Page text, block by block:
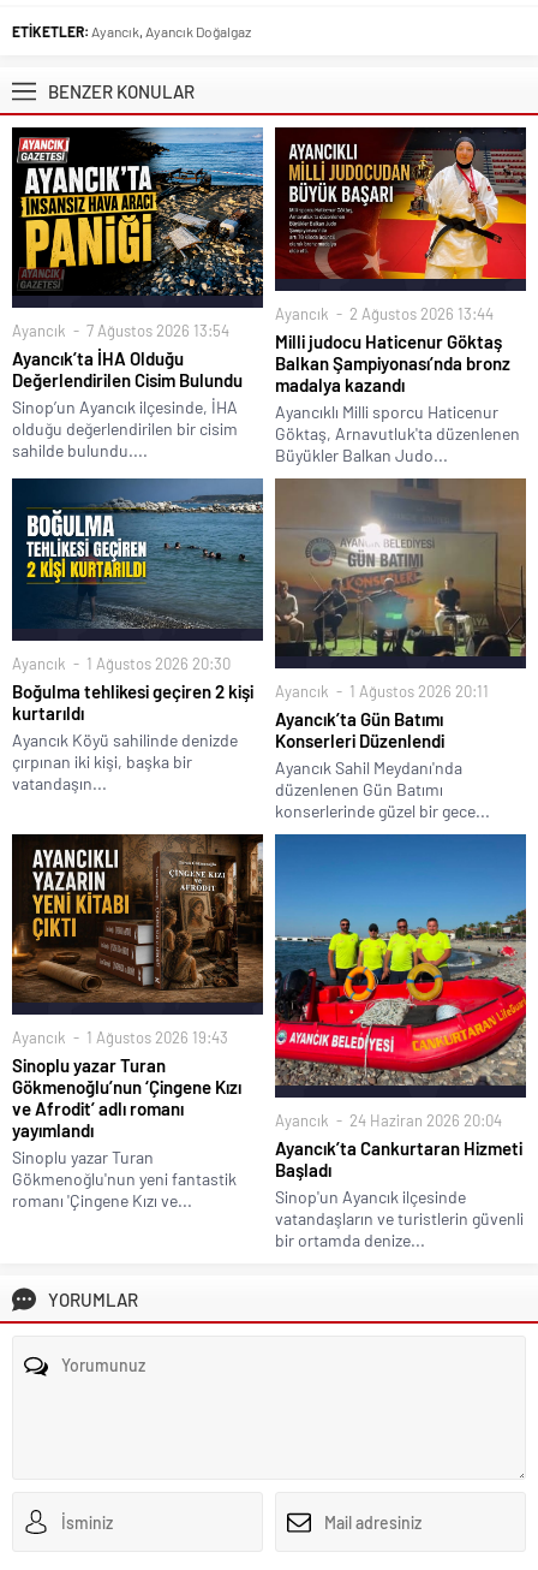
ETİKETLER: Ayancık, Ayancık Doğalgaz
BENZER KONULAR
Ayancık 7 Ağustos 2026 13:54
Ayancık’ta İHA Olduğu
Değerlendirilen Cisim Bulundu
Sinop’un Ayancık ilçesinde, İHA
olduğu değerlendirilen bir cisim
sahilde bulundu....
Ayancık 2 Ağustos 2026 13:44
Milli judocu Haticenur Göktaş
Balkan Şampiyonası’nda bronz
madalya kazandı
Ayancıklı Milli sporcu Haticenur
Göktaş, Arnavutluk'ta düzenlenen
Büyükler Balkan Judo...
Ayancık 1 Ağustos 2026 20:30
Boğulma tehlikesi geçiren 2 kişi
kurtarıldı
Ayancık Köyü sahilinde denizde
çırpınan iki kişi, başka bir
vatandaşın...
Ayancık 1 Ağustos 2026 20:11
Ayancık’ta Gün Batımı
Konserleri Düzenlendi
Ayancık Sahil Meydanı'nda
düzenlenen Gün Batımı
konserlerinde güzel bir gece...
Ayancık 1 Ağustos 2026 19:43
Sinoplu yazar Turan
Gökmenoğlu’nun ‘Çingene Kızı
ve Afrodit’ adlı romanı
yayımlandı
Sinoplu yazar Turan
Gökmenoğlu'nun yeni fantastik
romanı 'Çingene Kızı ve...
Ayancık 24 Haziran 2026 20:04
Ayancık’ta Cankurtaran Hizmeti
Başladı
Sinop'un Ayancık ilçesinde
vatandaşların ve turistlerin güvenli
bir ortamda denize...
YORUMLAR